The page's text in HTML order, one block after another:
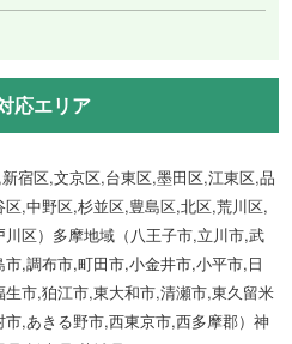
応エリア
宿区,文京区,台東区,墨田区,江東区,品
,中野区,杉並区,豊島区,北区,荒川区,
区）多摩地域（八王子市,立川市,武
,調布市,町田市,小金井市,小平市,日
市,狛江市,東大和市,清瀬市,東久留米
,あきる野市,西東京市,西多摩郡）神